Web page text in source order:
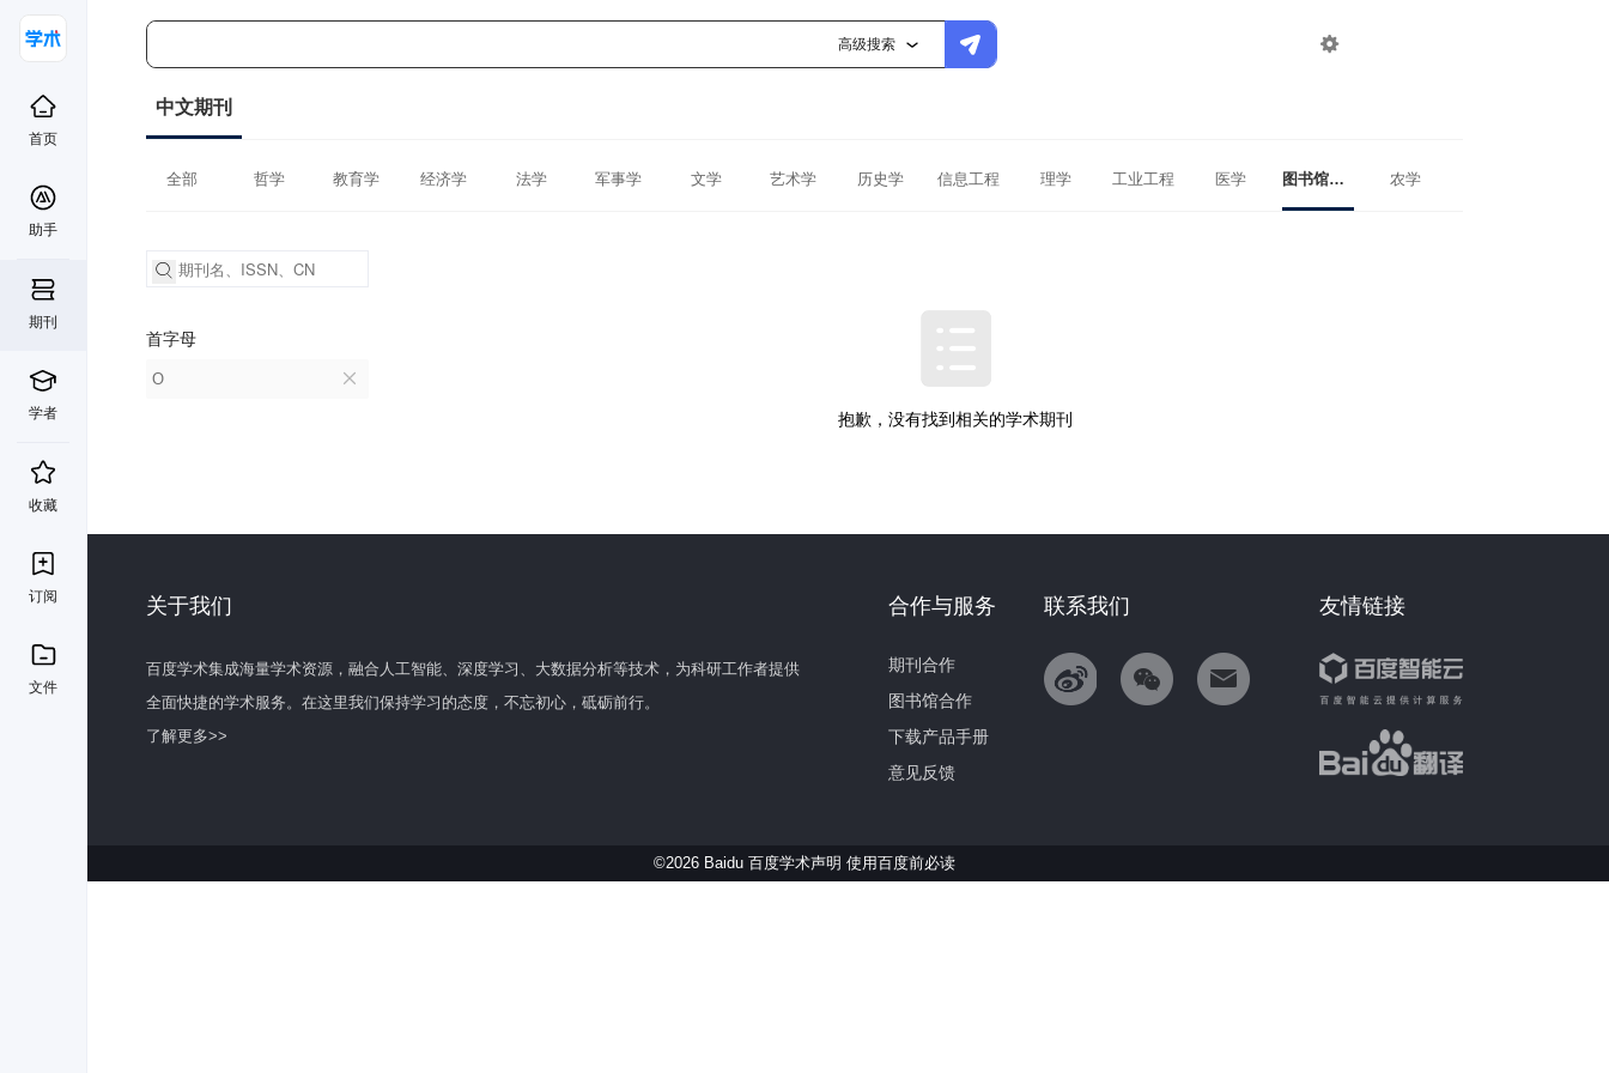
高级搜索 
首页
助手
期刊
学者
收藏
订阅
文件
中文期刊
全部 哲学 教育学 经济学 法学 军事学 文学 艺术学 历史学 信息工程 理学 工业工程 医学 图书馆、情报与档案管理 农学
首字母
O
抱歉，没有找到相关的学术期刊
关于我们
百度学术集成海量学术资源，融合人工智能、深度学习、大数据分析等技术，为科研工作者提供
全面快捷的学术服务。在这里我们保持学习的态度，不忘初心，砥砺前行。
了解更多>>
友情链接
联系我们
合作与服务
期刊合作
图书馆合作
下载产品手册
意见反馈
©2026 Baidu 百度学术声明 使用百度前必读